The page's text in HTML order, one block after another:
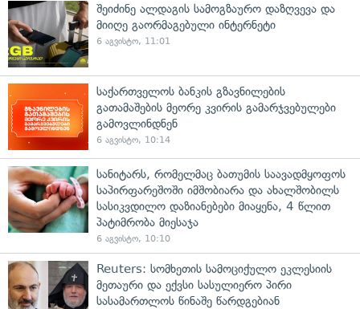
შეიძინე ალდაგის სამოგზაურო დაზღვევა და
მიიღე გაორმაგებული ინტერნეტი
6 აგვისტო, 11:01
საქართველოს ბანკის გზავნილების
გათამაშების მეორე კვირის გამარჯვებულები
გამოვლინდნენ
6 აგვისტო, 10:14
სანიტარს, რომელმაც ბათუმის საავადმყოფოს
საპირფარეშოში იმშობიარა და ახალშობილს
სასიკვდილო დაზიანებები მიაყენა, 4 წლით
პატიმრობა მიესაჯა
6 აგვისტო, 10:10
Reuters: სომხეთის სამოციქულო ეკლესიის
მეთაური და ექვსი სასულიერო პირი
სასამართლოს წინაშე წარდგებიან